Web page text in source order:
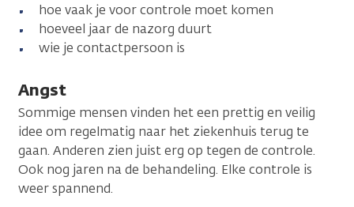
hoe vaak je voor controle moet komen
hoeveel jaar de nazorg duurt
wie je contactpersoon is
Angst
Sommige mensen vinden het een prettig en veilig
idee om regelmatig naar het ziekenhuis terug te
gaan. Anderen zien juist erg op tegen de controle.
Ook nog jaren na de behandeling. Elke controle is
weer spannend.